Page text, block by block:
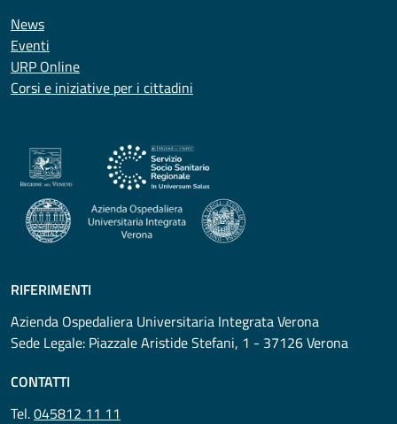
News
Eventi
URP Online
Corsi e iniziative per i cittadini
RIFERIMENTI
Azienda Ospedaliera Universitaria Integrata Verona
Sede Legale: Piazzale Aristide Stefani, 1 - 37126 Verona
CONTATTI
Tel.045812 11 11